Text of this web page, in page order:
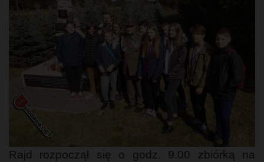
Rajd rozpoczął się o godz. 9.00 zbiórką na